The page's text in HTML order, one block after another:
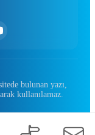
bulunan yazı,
kullanılamaz.